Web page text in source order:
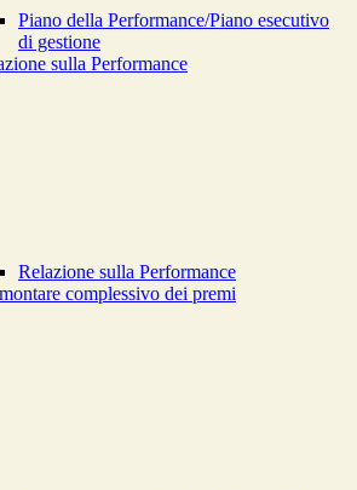
Piano della Performance/Piano esecutivo
di gestione
sulla Performance
Relazione sulla Performance
complessivo dei premi